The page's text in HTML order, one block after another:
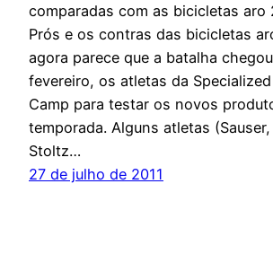
comparadas com as bicicletas aro
Prós e os contras das bicicletas
agora parece que a batalha
fevereiro, os atletas da
Camp para testar os novos
temporada. Alguns atletas
Stoltz…
27 de julho de 2011